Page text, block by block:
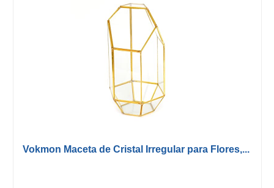
Vokmon Maceta de Cristal Irregular para Flores,...